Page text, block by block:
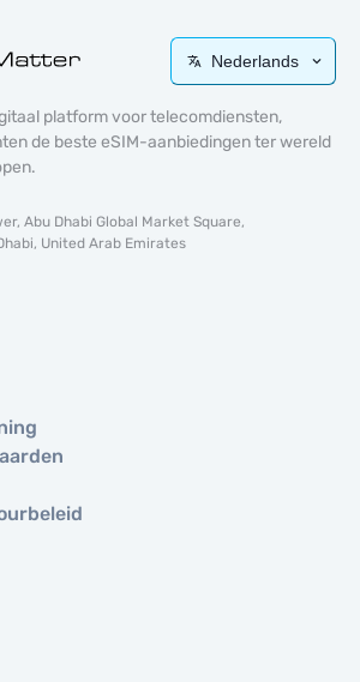
Nederlands
platform voor telecomdiensten,
de beste eSIM-aanbiedingen ter wereld
Abu Dhabi Global Market Square,
United Arab Emirates